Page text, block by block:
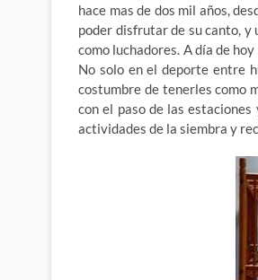
hace mas de dos mil años,
poder disfrutar de su canto, y
como luchadores. A día de
No solo en el deporte entre
costumbre de tenerles como
con el paso de las
actividades de la siembra y